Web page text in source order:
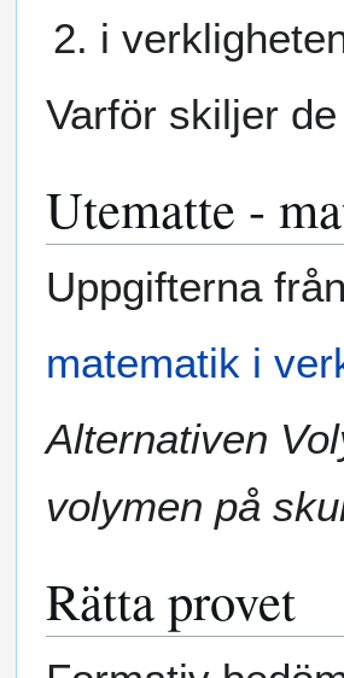
i
Varför skiljer
Utematte -
Uppgifterna
matematik i
Alternativen
volymen på
Rätta provet